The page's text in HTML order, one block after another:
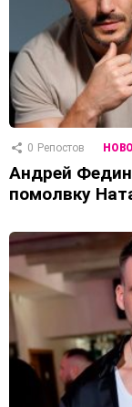
0 Репостов
Андрей
помолвку